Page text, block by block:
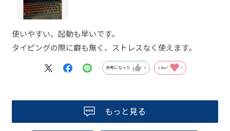
使いやすい、起動も早いです。
タイピングの際に癖も無く、ストレスなく使えます。
参考になった 0 Like! 0
もっと見る